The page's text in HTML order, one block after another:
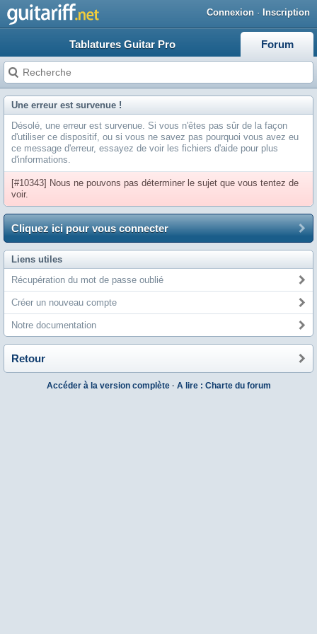
Connexion · Inscription
Tablatures Guitar Pro Forum
Une erreur est survenue !
Désolé, une erreur est survenue. Si vous n'êtes pas sûr de la façon
d'utiliser ce dispositif, ou si vous ne savez pas pourquoi vous avez eu
ce message d'erreur, essayez de voir les fichiers d'aide pour plus
d'informations.
[#10343] Nous ne pouvons pas déterminer le sujet que vous tentez de
voir.
Cliquez ici pour vous connecter
Liens utiles
Récupération du mot de passe oublié
Créer un nouveau compte
Notre documentation
Retour
Accéder à la version complète· A lire : Charte du forum